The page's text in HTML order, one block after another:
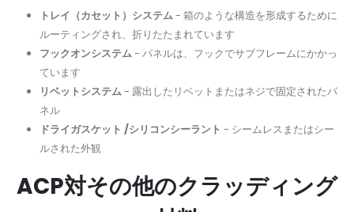
トレイ（カセット）システム- 箱のような構造を形成するために
ルーティングされ、折りたたまれています
フックオンシステム- パネルは、フックでサブフレームにかかっ
ています
リベットシステム- 露出したリベットまたはネジで固定されたパ
ネル
ドライガスケット /シリコンシーラント - シームレスまたはシー
ルされた外観
ACP対その他のクラッディング